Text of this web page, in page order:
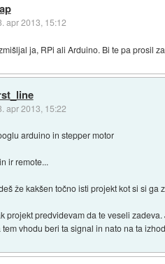
apr 2013, 15:12
ja, RPi ali Arduino. Bi te pa prosil
apr 2013, 15:22
arduino in stepper motor
ir remote...
že kakšen točno isti projekt kot si si
projekt predvidevam da te veseli
vhodu beri ta signal in nato na ta